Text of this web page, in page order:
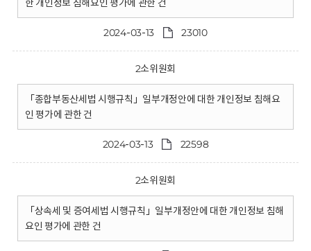
한 개인정보 침해요인 평가에 관한 건
2024-03-13 23010
2소위원회
「종합부동산세법 시행규칙」일부개정안에 대한 개인정보 침해요
인 평가에 관한 건
2024-03-13 22598
2소위원회
「상속세 및 증여세법 시행규칙」일부개정안에 대한 개인정보 침해
요인 평가에 관한 건